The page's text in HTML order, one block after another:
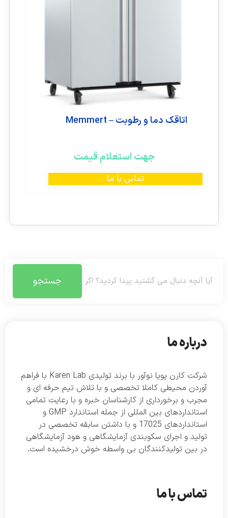
اتاقک دما و رطوبت – Memmert
جهت استعلام قیمت
تماس با ما
جستجو
تماس با ما
درباره ما
شرکت کارن پویا نوآور با برند تولیدی Karen Lab با فراهم
آوردن محیطی کاملا تخصصی و با تلاش تیم حرفه ای و
مجرب و برخورداری از کارشناسان خبره و با رعایت تمامی
استانداردهای بین المللی از جمله استاندارد GMP و
استانداردهای 17025 و با داشتن سابقه تخصصی در
تولید و اجرای سکوبندی آزمایشگاهی و هود آزمایشگاهی
در بین تولیدکنندگان بی واسطه خوش درخشیده است.